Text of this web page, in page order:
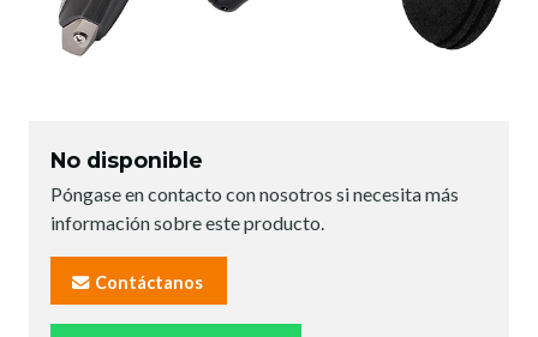
No disponible
Póngase en contacto con nosotros si necesita más
información sobre este producto.
Contáctanos